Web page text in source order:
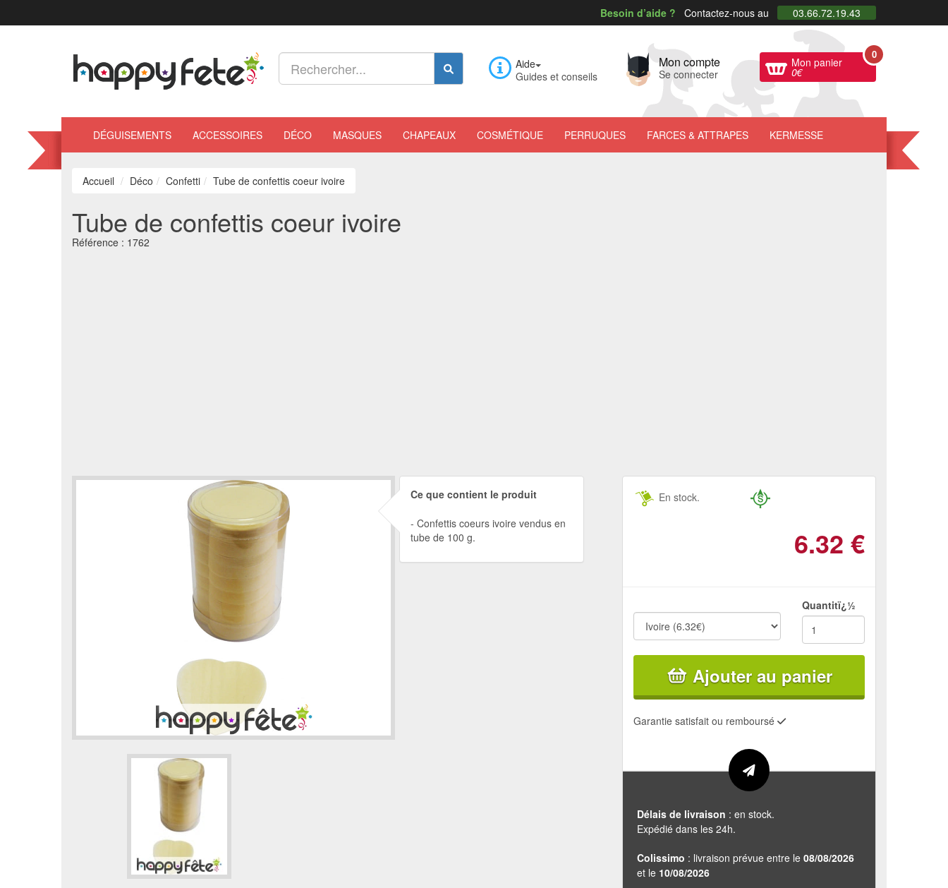
Besoin d’aide ? Contactez-nous au 03.66.72.19.43
Aide
Guides et conseils
Mon compte
Se connecter
Mon panier
0€
0
DÉGUISEMENTS ACCESSOIRES DÉCO MASQUES CHAPEAUX COSMÉTIQUE PERRUQUES FARCES & ATTRAPES KERMESSE
Accueil Déco Confetti Tube de confettis coeur ivoire
Tube de confettis coeur ivoire
Référence : 1762
Ce que contient le produit
Confettis coeurs ivoire vendus en
tube de 100 g.
En stock.
6.32 €
Quantitï¿½
Ajouter au panier
Garantie satisfait ou remboursé
Délais de livraison : en stock.
Expédié dans les 24h.
Colissimo : livraison prévue entre le 08/08/2026
et le 10/08/2026